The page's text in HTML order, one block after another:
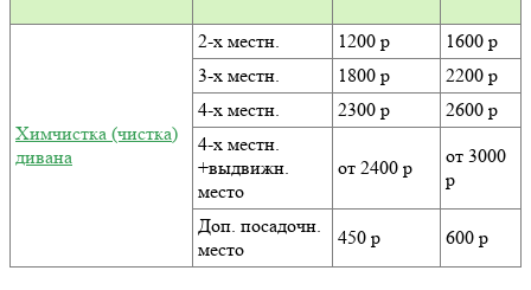
Химчистка (чистка)
дивана
2-х местн. 1200 р
1600 р
3-х местн.
1800 р
2200 р
4-х местн.
2300 р
2600 р
4-х местн.
+выдвижн.
место
от 2400 р
от 3000
р
Доп. посадочн.
место
450 р 600 р